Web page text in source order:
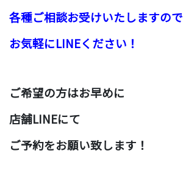
各種ご相談お受けいたしますので
お気軽にLINEください！
ご希望の方はお早めに
店舗LINEにて
ご予約をお願い致します！